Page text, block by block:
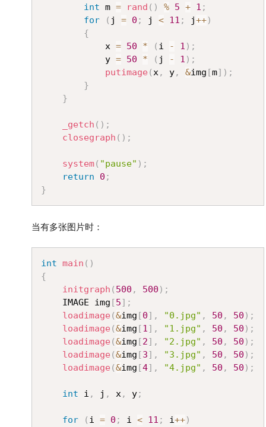
int m = rand ( ) % 5 + 1 ;
for
( j = 0 ; j < 11 ; j++)
{
			x
= 50 * ( i - 1 ) ;
			y
= 50 * ( j - 1 ) ;
putimage(x, y, &img [m] ) ;
}
}
_getch ( ) ;
closegraph ( ) ;
system( "pause" ) ;
return
0 ;
}
当有多张图片时：
int main ( )
{
initgraph ( 500 , 500 ) ;
	IMAGE img
[5] ;
loadimage(&img [0] , "0.jpg" , 50 , 50 ) ;
loadimage(&img [1] , "1.jpg" , 50 , 50 ) ;
loadimage(&img [2] , "2.jpg" , 50 , 50 ) ;
loadimage(&img [3] , "3.jpg" , 50 , 50 ) ;
loadimage(&img [4] , "4.jpg" , 50 , 50 ) ;
int i , j , x, y;
for ( i = 0 ; i < 11 ; i++)